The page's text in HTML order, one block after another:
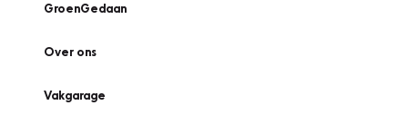
GroenGedaan
Over ons
Vakgarage